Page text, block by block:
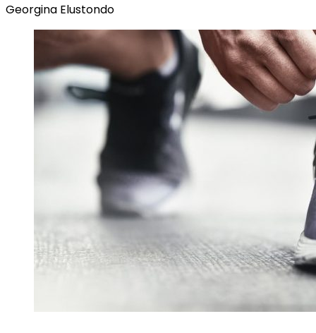
Georgina Elustondo